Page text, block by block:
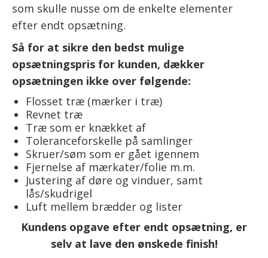
som skulle nusse om de enkelte elementer
efter endt opsætning.
Så for at sikre den bedst mulige
opsætningspris for kunden, dækker
opsætningen ikke over følgende:
Flosset træ (mærker i træ)
Revnet træ
Træ som er knækket af
Toleranceforskelle på samlinger
Skruer/søm som er gået igennem
Fjernelse af mærkater/folie m.m.
Justering af døre og vinduer, samt
lås/skudrigel
Luft mellem brædder og lister
Kundens opgave efter endt opsætning, er
selv at lave den ønskede finish!